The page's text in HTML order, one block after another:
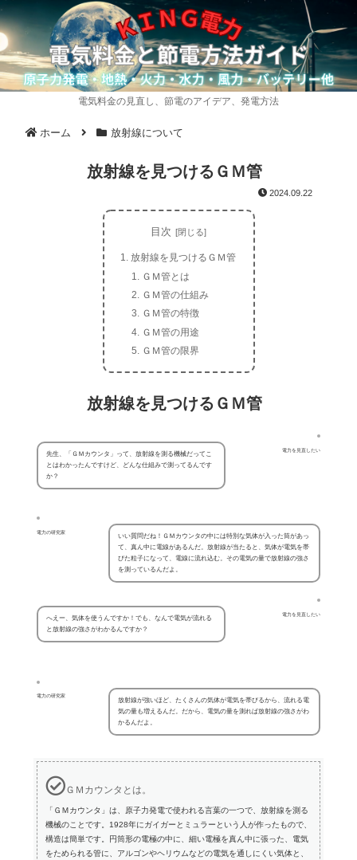
電気料金の見直し、節電のアイデア、発電方法
ホーム 放射線について
放射線を見つけるＧＭ管
2024.09.22
目次
放射線を見つけるＧＭ管
ＧＭ管とは
ＧＭ管の仕組み
ＧＭ管の特徴
ＧＭ管の用途
ＧＭ管の限界
放射線を見つけるＧＭ管
電力を見直したい
先生、「ＧＭカウンタ」って、放射線を測る機械だってこ
とはわかったんですけど、どんな仕組みで測ってるんです
か？
電力の研究家
いい質問だね！ＧＭカウンタの中には特別な気体が入った筒があっ
て、真ん中に電線があるんだ。放射線が当たると、気体が電気を帯
びた粒子になって、電線に流れ込む。その電気の量で放射線の強さ
を測っているんだよ。
電力を見直したい
へえー、気体を使うんですか！でも、なんで電気が流れる
と放射線の強さがわかるんですか？
電力の研究家
放射線が強いほど、たくさんの気体が電気を帯びるから、流れる電
気の量も増えるんだ。だから、電気の量を測れば放射線の強さがわ
かるんだよ。
ＧＭカウンタとは。
「ＧＭカウンタ」は、原子力発電で使われる言葉の一つで、放射線を測る
機械のことです。1928年にガイガーとミュラーという人が作ったもので、
構造は簡単です。円筒形の電極の中に、細い電極を真ん中に張った、電気
をためられる管に、アルゴンやヘリウムなどの電気を通しにくい気体と、